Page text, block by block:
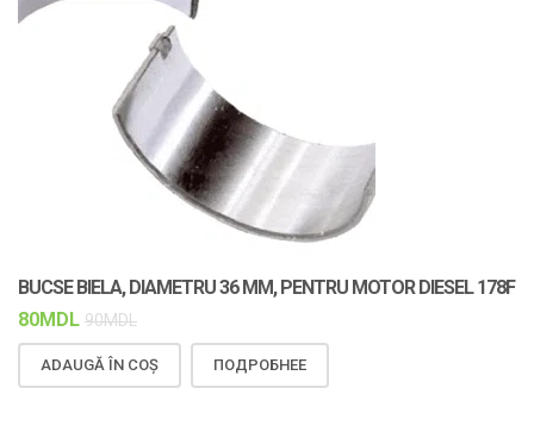
BUCSE BIELA, DIAMETRU 36 MM, PENTRU MOTOR DIESEL 178F
80MDL 90MDL
ADAUGĂ ÎN COȘ ПОДРОБНЕЕ